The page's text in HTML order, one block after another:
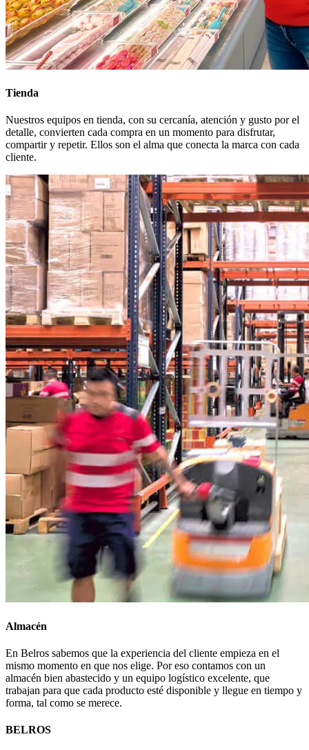
Tienda
Nuestros equipos en tienda, con su cercanía, atención y gusto por el
detalle, convierten cada compra en un momento para disfrutar,
compartir y repetir. Ellos son el alma que conecta la marca con cada
cliente.
Almacén
En Belros sabemos que la experiencia del cliente empieza en el
mismo momento en que nos elige. Por eso contamos con un
almacén bien abastecido y un equipo logístico excelente, que
trabajan para que cada producto esté disponible y llegue en tiempo y
forma, tal como se merece.
BELROS